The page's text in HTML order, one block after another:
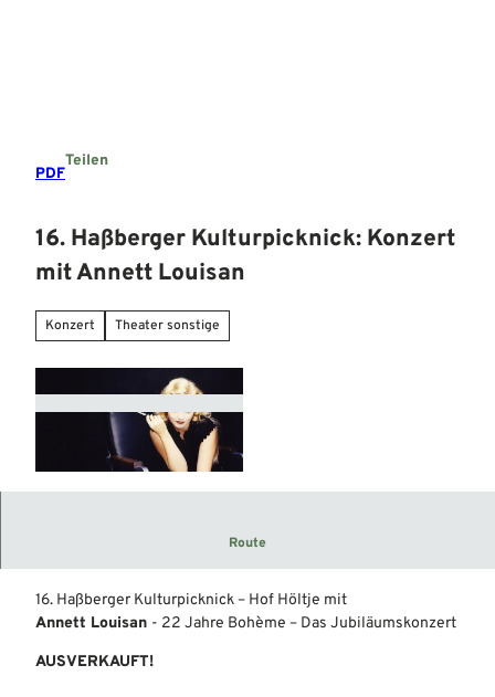
PDF
Teilen
16. Haßberger Kulturpicknick: Konzert
mit Annett Louisan
Konzert Theater sonstige
J
a
r
Route
Haßbergen - Open-Air-Konzert auf Hof Höltje. Einlass ab
16. Haßberger Kulturpicknick – Hof Höltje mit
Annett Louisan - 22 Jahre Bohème – Das Jubiläumskonzert
AUSVERKAUFT!